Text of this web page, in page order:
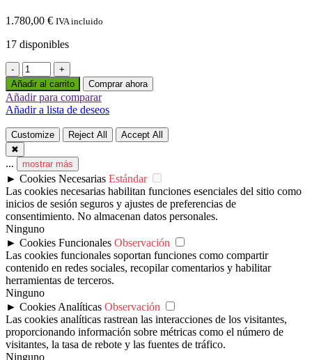
1.780,00 € IVA incluido
17 disponibles
Contenedor
Oficina
de
Obra
de
20
Pies
cantidad
Añadir al carrito Comprar ahora
Añadir para comparar
Añadir a lista de deseos
Customize Reject All
Accept All
✖
... mostrar más
► Cookies Necesarias Estándar
Las cookies necesarias habilitan funciones esenciales del sitio como
inicios de sesión seguros y ajustes de preferencias de
consentimiento. No almacenan datos personales.
Ninguno
► Cookies Funcionales Observación
Las cookies funcionales soportan funciones como compartir
contenido en redes sociales, recopilar comentarios y habilitar
herramientas de terceros.
Ninguno
► Cookies Analíticas Observación
Las cookies analíticas rastrean las interacciones de los visitantes,
proporcionando información sobre métricas como el número de
visitantes, la tasa de rebote y las fuentes de tráfico.
Ninguno